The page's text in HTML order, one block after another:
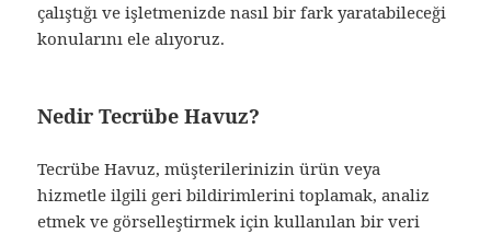
çalıştığı ve işletmenizde nasıl bir fark yaratabileceği
konularını ele alıyoruz.
Nedir Tecrübe Havuz?
Tecrübe Havuz, müşterilerinizin ürün veya
hizmetle ilgili geri bildirimlerini toplamak, analiz
etmek ve görselleştirmek için kullanılan bir veri